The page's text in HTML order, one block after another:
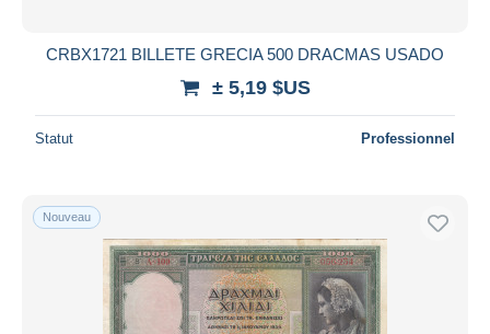
CRBX1721 BILLETE GRECIA 500 DRACMAS USADO
± 5,19 $US
Statut Professionnel
Nouveau